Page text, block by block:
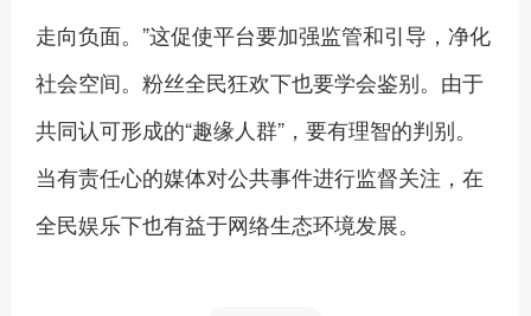
走向负面。”这促使平台要加强监管和引导，净化
社会空间。粉丝全民狂欢下也要学会鉴别。由于
共同认可形成的“趣缘人群”，要有理智的判别。
当有责任心的媒体对公共事件进行监督关注，在
全民娱乐下也有益于网络生态环境发展。